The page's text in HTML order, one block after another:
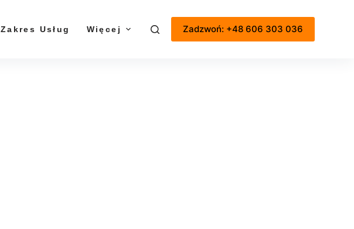
Zakres Usług Więcej Zadzwoń: +48 606 303 036